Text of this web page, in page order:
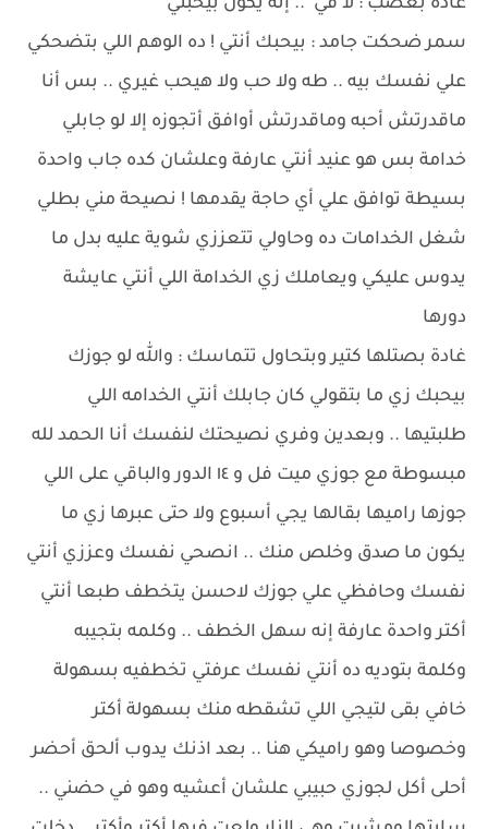
غادة بغضب : لا في .. إنه يكون بيحبني
سمر ضحكت جامد : بيحبك أنتي ! ده الوهم اللي بتضحكي
علي نفسك بيه .. طه ولا حب ولا هيحب غيري .. بس أنا
ماقدرتش أحبه وماقدرتش أوافق أتجوزه إلا لو جابلي
خدامة بس هو عنيد أنتي عارفة وعلشان كده جاب واحدة
بسيطة توافق علي أي حاجة يقدمها ! نصيحة مني بطلي
شغل الخدامات ده وحاولي تتعززي شوية عليه بدل ما
يدوس عليكي ويعاملك زي الخدامة اللي أنتي عايشة
دورها
غادة بصتلها كتير وبتحاول تتماسك : والله لو جوزك
بيحبك زي ما بتقولي كان جابلك أنتي الخدامه اللي
طلبتيها .. وبعدين وفري نصيحتك لنفسك أنا الحمد لله
مبسوطة مع جوزي ميت فل و ١٤ الدور والباقي على اللي
جوزها راميها بقالها يجي أسبوع ولا حتى عبرها زي ما
يكون ما صدق وخلص منك .. انصحي نفسك وعززي أنتي
نفسك وحافظي علي جوزك لاحسن يتخطف طبعا أنتي
أكتر واحدة عارفة إنه سهل الخطف .. وكلمه بتجيبه
وكلمة بتوديه ده أنتي نفسك عرفتي تخطفيه بسهولة
خافي بقى لتيجي اللي تشقطه منك بسهولة أكتر
وخصوصا وهو راميكي هنا .. بعد اذنك يدوب ألحق أحضر
أحلى أكل لجوزي حبيبي علشان أعشيه وهو في حضني ..